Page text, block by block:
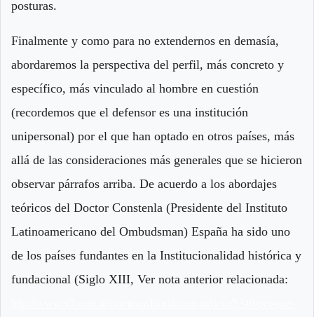
posturas.
Finalmente y como para no extendernos en demasía,
abordaremos la perspectiva del perfil, más concreto y
específico, más vinculado al hombre en cuestión
(recordemos que el defensor es una institución
unipersonal) por el que han optado en otros países, más
allá de las consideraciones más generales que se hicieron
observar párrafos arriba. De acuerdo a los abordajes
teóricos del Doctor Constenla (Presidente del Instituto
Latinoamericano del Ombudsman) España ha sido uno
de los países fundantes en la Institucionalidad histórica y
fundacional (Siglo XIII, Ver nota anterior relacionada: